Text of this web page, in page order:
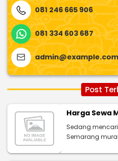
081 246 665 906
081 334 603 687
admin@example.com
Post
Harga Sewa
Sedang
Semarang